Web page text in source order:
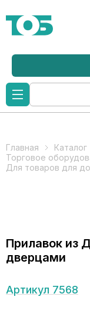
Главная
Каталог
Торговое
Для товаров для
Прилавок
дверцами
Артикул 7568